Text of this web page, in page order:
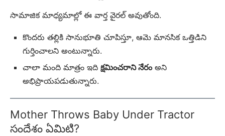
సామాజిక మాధ్యమాల్లో ఈ వార్త వైరల్ అవుతోంది.
కొందరు తల్లికి సానుభూతి చూపిస్తూ, ఆమె మానసిక ఒత్తిడిని
గుర్తించాలని అంటున్నారు.
చాలా మంది మాత్రం ఇది క్షమించరాని నేరంఅని
అభిప్రాయపడుతున్నారు.
Mother Throws Baby Under Tractor
సందేశం ఏమిటి?